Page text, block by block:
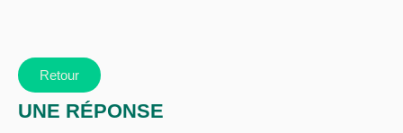
Retour
UNE RÉPONSE